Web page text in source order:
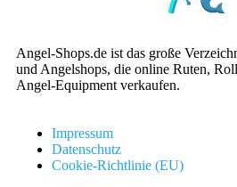
Angel-Shops.de ist das große
und Angelshops, die online Ruten,
Angel-Equipment verkaufen.
Impressum
Datenschutz
Cookie-Richtlinie (EU)